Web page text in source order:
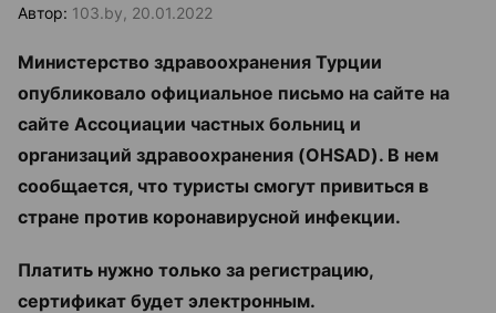
Автор: 103.by, 20.01.2022
Министерство здравоохранения Турции
опубликовало официальное письмо на сайте на
сайте Ассоциации частных больниц и
организаций здравоохранения (OHSAD). В нем
сообщается, что туристы смогут привиться в
стране против коронавирусной инфекции.
Платить нужно только за регистрацию,
сертификат будет электронным.